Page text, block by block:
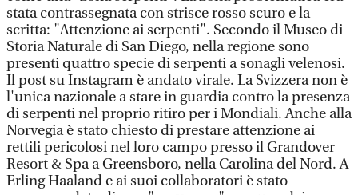
stata contrassegnata con strisce rosso scuro e la
scritta: "Attenzione ai serpenti". Secondo il Museo di
Storia Naturale di San Diego, nella regione sono
presenti quattro specie di serpenti a sonagli velenosi.
Il post su Instagram è andato virale. La Svizzera non è
l'unica nazionale a stare in guardia contro la presenza
di serpenti nel proprio ritiro per i Mondiali. Anche alla
Norvegia è stato chiesto di prestare attenzione ai
rettili pericolosi nel loro campo presso il Grandover
Resort & Spa a Greensboro, nella Carolina del Nord. A
Erling Haaland e ai suoi collaboratori è stato